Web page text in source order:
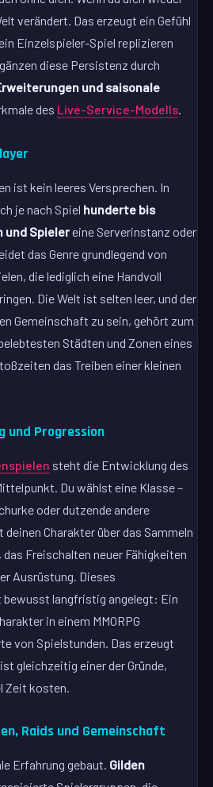
verändert. Das erzeugt ein Gefühl
Einzelspieler-Spiel replizieren
diese Persistenz durch
und saisonale
des Live-Service-Modells.
ist kein leeres Versprechen. In
je nach Spiel hunderte bis
und Spielereine Serverinstanz oder
das Genre grundlegend von
die lediglich eine Handvoll
Die Welt ist selten leer, und der
Gemeinschaft zu sein, gehört zum
Städten und Zonen eines
das Treiben einer kleinen
und Progression
steht die Entwicklung des
Du wählst eine Klasse –
oder dutzende andere
Charakter über das Sammeln
Freischalten neuer Fähigkeiten
Ausrüstung. Dieses
langfristig angelegt: Ein
in einem MMORPG
von Spielstunden. Das erzeugt
gleichzeitig einer der Gründe,
Zeit kosten.
Raids und Gemeinschaft
Erfahrung gebaut. Gilden